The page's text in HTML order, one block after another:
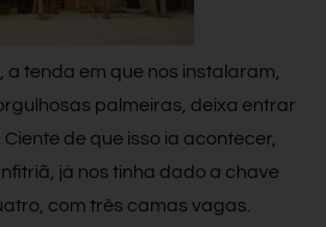
a tenda em que nos instalaram,
palmeiras, deixa entrar
de que isso ia acontecer,
já nos tinha dado a chave
com três camas vagas.